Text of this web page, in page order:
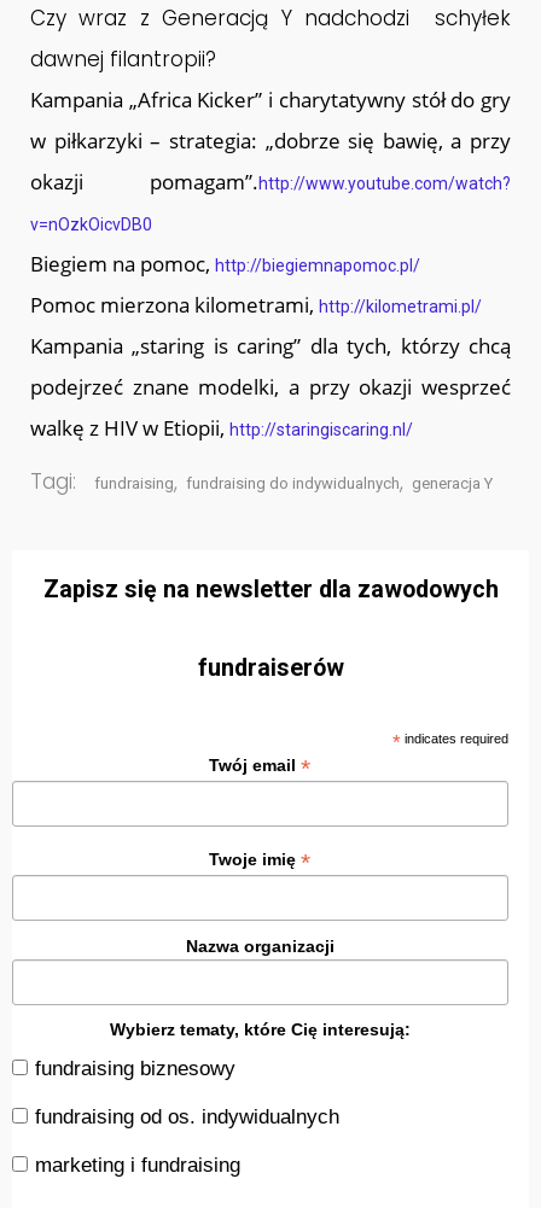
Czy wraz z Generacją Y nadchodzi schyłek
dawnej filantropii?
Kampania „Africa Kicker” i charytatywny stół do gry
w piłkarzyki – strategia: „dobrze się bawię, a przy
okazji pomagam”.http://www.youtube.com/watch?
v=nOzkOicvDB0
Biegiem na pomoc, http://biegiemnapomoc.pl/
Pomoc mierzona kilometrami, http://kilometrami.pl/
Kampania „staring is caring” dla tych, którzy chcą
podejrzeć znane modelki, a przy okazji wesprzeć
walkę z HIV w Etiopii, http://staringiscaring.nl/
Tagi: fundraising, fundraising do indywidualnych, generacja Y
Zapisz się na newsletter dla zawodowych
fundraiserów
*indicates required
Twój email*
Twoje imię*
Nazwa organizacji
Wybierz tematy, które Cię interesują:
fundraising biznesowy
fundraising od os. indywidualnych
marketing i fundraising